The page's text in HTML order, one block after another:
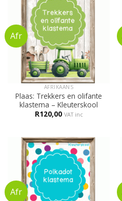
AFRIKAANS
Plaas: Trekkers en olifante
klastema – Kleuterskool
R120,00 VAT inc